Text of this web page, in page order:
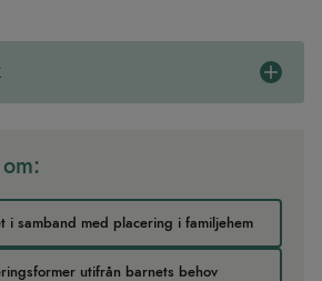
i samband med placering i familjehem
utifrån barnets behov